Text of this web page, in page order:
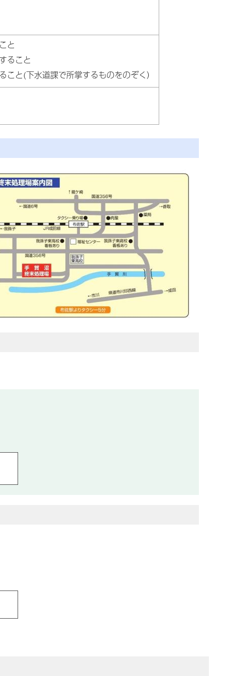
と
ること
と(下水道課で所掌するものをのぞく）